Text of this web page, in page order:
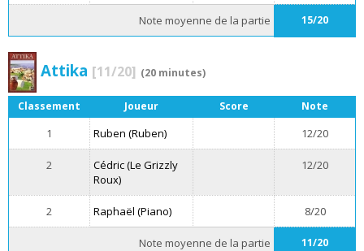
Note moyenne de la partie 15/20
Attika [11/20] (20 minutes)
Classement Joueur Score Note
1 Ruben (Ruben) 12/20
2
Cédric (Le Grizzly
Roux)
12/20
2 Raphaël (Piano) 8/20
Note moyenne de la partie 11/20